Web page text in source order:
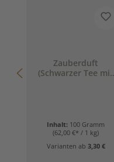
Zauberduft
(Schwarzer Tee mit
Inhalt: 100 Gramm
(62,00 €* / 1 kg)
Varianten ab 3,30 €